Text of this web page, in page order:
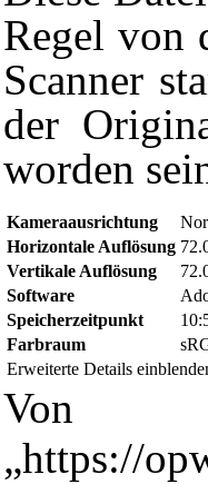
Regel von
Scanner
der
worden
Kameraausrichtung
Horizontale Auflösung
Vertikale Auflösung
Software
Speicherzeitpunkt
Farbraum
Erweiterte Details
Von
„https://
Diese Seite wurde
Powered by Computer-
Datenschutz-Optionen